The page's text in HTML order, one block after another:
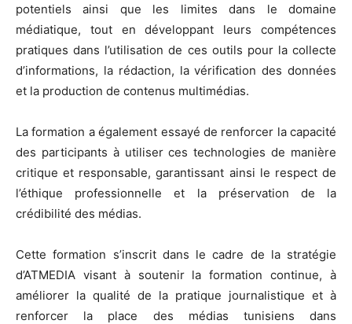
potentiels ainsi que les limites dans le domaine
médiatique, tout en développant leurs compétences
pratiques dans l’utilisation de ces outils pour la collecte
d’informations, la rédaction, la vérification des données
et la production de contenus multimédias.
La formation a également essayé de renforcer la capacité
des participants à utiliser ces technologies de manière
critique et responsable, garantissant ainsi le respect de
l’éthique professionnelle et la préservation de la
crédibilité des médias.
Cette formation s’inscrit dans le cadre de la stratégie
d’ATMEDIA visant à soutenir la formation continue, à
améliorer la qualité de la pratique journalistique et à
renforcer la place des médias tunisiens dans